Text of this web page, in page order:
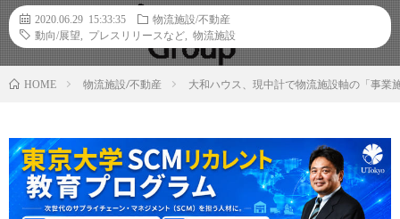
2020.06.29 15:33:35
物流施設/不動産
動向/展望
プレスリリースなど 物流施設
HOME 物流施設/不動産 大和ハウス、現中計で物流施設軸の「事